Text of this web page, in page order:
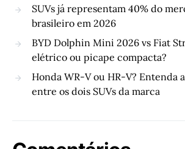
SUVs já representam 40% do
brasileiro em 2026
BYD Dolphin Mini 2026 vs Fiat
elétrico ou picape compacta?
Honda WR-V ou HR-V? Entenda
entre os dois SUVs da marca